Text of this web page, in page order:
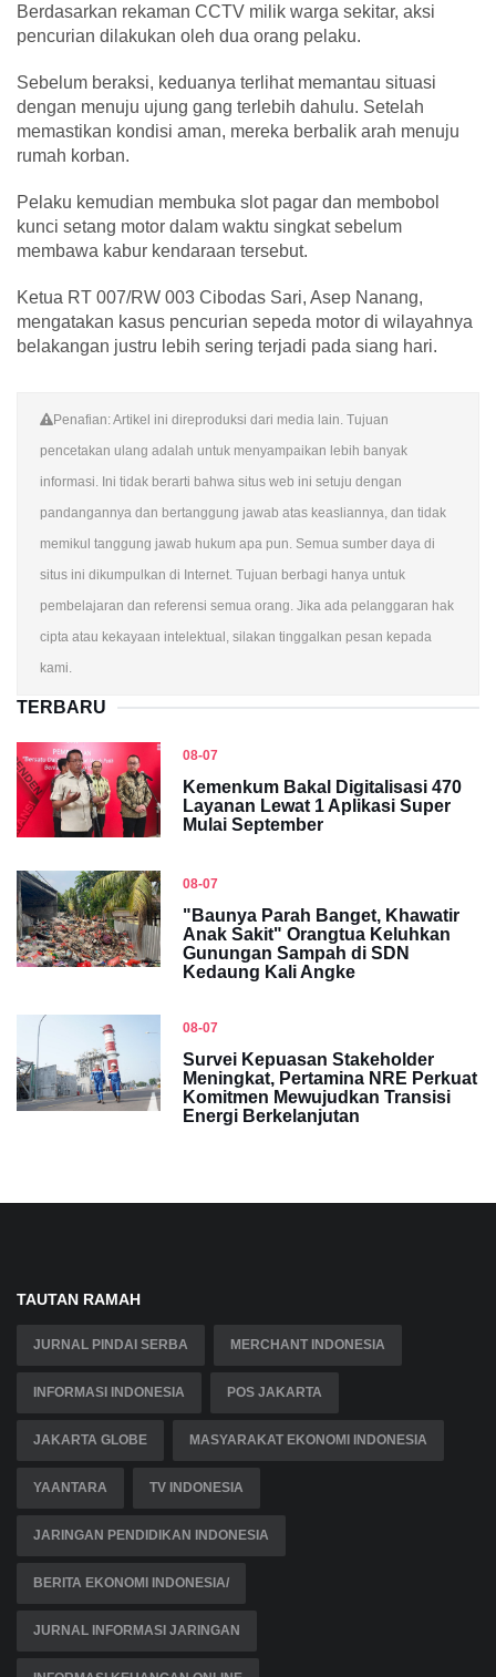
Berdasarkan rekaman CCTV milik warga sekitar, aksi
pencurian dilakukan oleh dua orang pelaku.
Sebelum beraksi, keduanya terlihat memantau situasi
dengan menuju ujung gang terlebih dahulu. Setelah
memastikan kondisi aman, mereka berbalik arah menuju
rumah korban.
Pelaku kemudian membuka slot pagar dan membobol
kunci setang motor dalam waktu singkat sebelum
membawa kabur kendaraan tersebut.
Ketua RT 007/RW 003 Cibodas Sari, Asep Nanang,
mengatakan kasus pencurian sepeda motor di wilayahnya
belakangan justru lebih sering terjadi pada siang hari.
Penafian: Artikel ini direproduksi dari media lain. Tujuan
pencetakan ulang adalah untuk menyampaikan lebih banyak
informasi. Ini tidak berarti bahwa situs web ini setuju dengan
pandangannya dan bertanggung jawab atas keasliannya, dan tidak
memikul tanggung jawab hukum apa pun. Semua sumber daya di
situs ini dikumpulkan di Internet. Tujuan berbagi hanya untuk
pembelajaran dan referensi semua orang. Jika ada pelanggaran hak
cipta atau kekayaan intelektual, silakan tinggalkan pesan kepada
kami.
TERBARU
08-07
Kemenkum Bakal Digitalisasi 470
Layanan Lewat 1 Aplikasi Super
Mulai September
08-07
"Baunya Parah Banget, Khawatir
Anak Sakit" Orangtua Keluhkan
Gunungan Sampah di SDN
Kedaung Kali Angke
08-07
Survei Kepuasan Stakeholder
Meningkat, Pertamina NRE Perkuat
Komitmen Mewujudkan Transisi
Energi Berkelanjutan
TAUTAN RAMAH
JURNAL PINDAI SERBA MERCHANT INDONESIA
INFORMASI INDONESIA POS JAKARTA
JAKARTA GLOBE MASYARAKAT EKONOMI INDONESIA
YAANTARA TV INDONESIA
JARINGAN PENDIDIKAN INDONESIA
BERITA EKONOMI INDONESIA/
JURNAL INFORMASI JARINGAN